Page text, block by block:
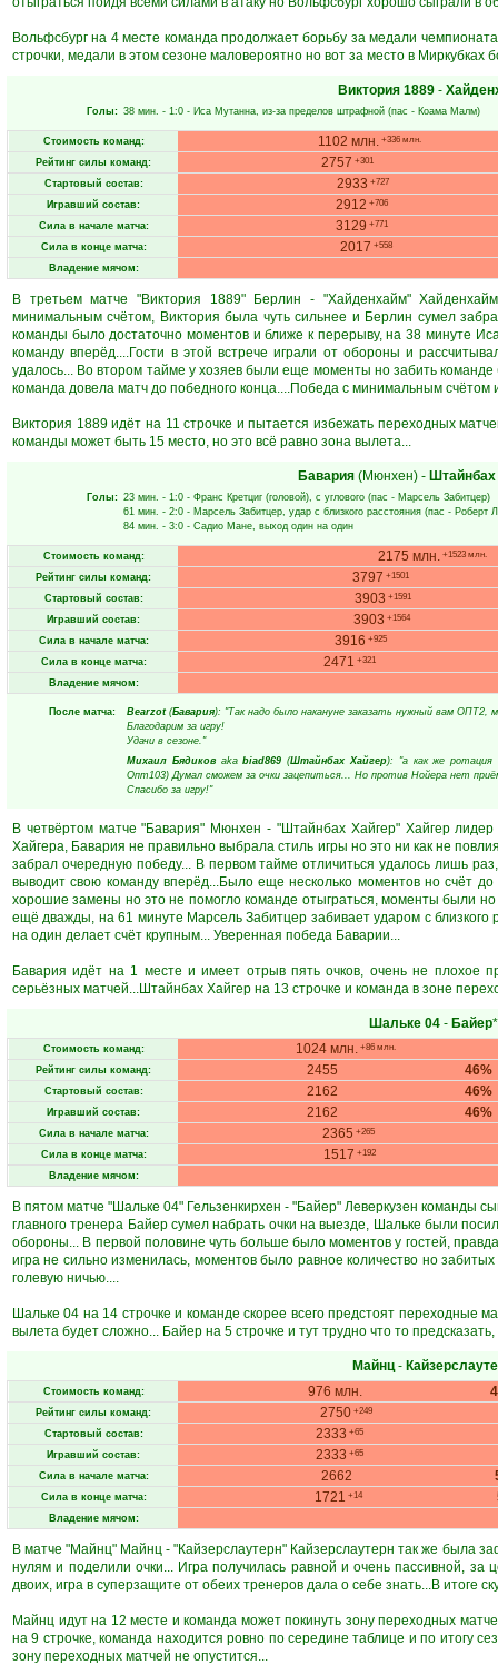
Вольфсбург на 4 месте команда продолжает борьбу за медали
строчки, медали в этом сезоне маловероятно но вот за место в Миркубках
Виктория 1889 -
Голы: 38 мин. - 1:0 - Иса Мутанна, из-за пределов штрафной (пас - Коама Малм)
Стоимость команд: 1102 млн. +336 млн.
Рейтинг силы команд: 2757 +301
Стартовый состав: 2933 +727
Игравший состав: 2912 +706
Сила в начале матча: 3129 +771
Сила в конце матча: 2017 +558
Владение мячом:
В третьем матче "Виктория 1889" Берлин - "Хайденхайм"
минимальным счётом, Виктория была чуть сильнее и Берлин сумел
команды было достаточно моментов и ближе к перерыву, на 38 минуте
команду вперёд....Гости в этой встрече играли от обороны и
удалось... Во втором тайме у хозяев были еще моменты но забить
команда довела матч до победного конца....Победа с минимальным счётом
Виктория 1889 идёт на 11 строчке и пытается избежать переходных
команды может быть 15 место, но это всё равно зона вылета...
Бавария (Мюнхен) - Штайнбах
Голы: 23 мин. - 1:0 - Франс Кретциг (головой), с углового (пас - Марсель Забитцер)
61 мин. - 2:0 - Марсель Забитцер, удар с близкого расстояния (пас - Роберт
84 мин. - 3:0 - Садио Мане, выход один на один
Стоимость команд: 2175 млн. +1523 млн.
Рейтинг силы команд: 3797 +1501
Стартовый состав: 3903 +1591
Игравший состав: 3903 +1564
Сила в начале матча: 3916 +925
Сила в конце матча: 2471 +321
Владение мячом:
После матча: Bearzot (Бавария): "Так надо было накануне заказать нужный вам ОПТ2,
Благодарим за игру!
Удачи в сезоне."
Михаил Бядиков aka biad869 (Штайнбах Хайгер): "а как же
Опт103) Думал сможем за очки зацепиться... Но против Нойера нет
Спасибо за игру!"
В четвёртом матче "Бавария" Мюнхен - "Штайнбах Хайгер" Хайгер
Хайгера, Бавария не правильно выбрала стиль игры но это ни как не
забрал очередную победу... В первом тайме отличиться удалось лишь
выводит свою команду вперёд...Было еще несколько моментов но счёт
хорошие замены но это не помогло команде отыграться, моменты были но
ещё дважды, на 61 минуте Марсель Забитцер забивает ударом с
на один делает счёт крупным... Уверенная победа Баварии...
Бавария идёт на 1 месте и имеет отрыв пять очков, очень не плохое
серьёзных матчей...Штайнбах Хайгер на 13 строчке и команда в зоне
Шальке 04- Байер
Стоимость команд: 1024 млн. +86 млн.
Рейтинг силы команд: 46%
2455
Стартовый состав: 46%
2162
Игравший состав: 46%
2162
Сила в начале матча: 2365 +265
Сила в конце матча: 1517 +192
Владение мячом:
В пятом матче "Шальке 04" Гельзенкирхен - "Байер" Леверкузен команды
главного тренера Байер сумел набрать очки на выезде, Шальке были
обороны... В первой половине чуть больше было моментов у гостей,
игра не сильно изменилась, моментов было равное количество но
голевую ничью....
Шальке 04 на 14 строчке и команде скорее всего предстоят переходные
вылета будет сложно... Байер на 5 строчке и тут трудно что то
Майнц-
Стоимость команд: 976 млн.
Рейтинг силы команд: 2750+249
Стартовый состав: 2333 +65
Игравший состав: 2333 +65
Сила в начале матча: 2662
Сила в конце матча: 1721 +14
Владение мячом:
В матче "Майнц" Майнц - "Кайзерслаутерн" Кайзерслаутерн так же была
нулям и поделили очки... Игра получилась равной и очень пассивной,
двоих, игра в суперзащите от обеих тренеров дала о себе знать...В итоге
Майнц идут на 12 месте и команда может покинуть зону переходных
на 9 строчке, команда находится ровно по середине таблице и по итогу
зону переходных матчей не опустится...